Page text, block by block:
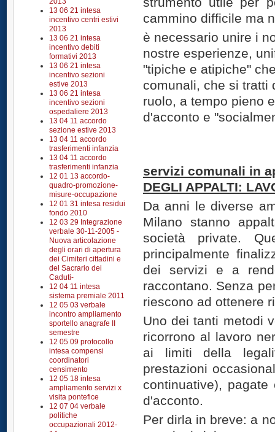
13 06 21 intesa
incentivo centri estivi
2013
13 06 21 intesa
incentivo debiti
formativi 2013
13 06 21 intesa
incentivo sezioni
estive 2013
13 06 21 intesa
incentivo sezioni
ospedaliere 2013
13 04 11 accordo
sezione estive 2013
13 04 11 accordo
trasferimenti infanzia
13 04 11 accordo
trasferimenti infanzia
12 01 13 accordo-
quadro-promozione-
misure-occupazione
12 01 31 intesa residui
fondo 2010
12 03 29 Integrazione
verbale 30-11-2005 -
Nuova articolazione
degli orari di apertura
dei Cimiteri cittadini e
del Sacrario dei
Caduti-
12 04 11 intesa
sistema premiale 2011
12 05 03 verbale
incontro ampliamento
sportello anagrafe II
semestre
12 05 09 protocollo
intesa compensi
coordinatori
censimento
12 05 18 intesa
ampliamento servizi x
visita pontefice
12 07 04 verbale
politiche
occupazionali 2012-
cammino difficile ma
è necessario unire i
nostre esperienze,
"tipiche e atipiche"
comunali, che si tratti
ruolo, a tempo pieno
d'acconto e
servizi comunali in
DEGLI APPALTI:
Da anni le diverse
Milano stanno
società private.
principalmente
dei servizi e a
raccontano. Senza
riescono ad ottenere
Uno dei tanti metodi
ricorrono al lavoro
ai limiti della
prestazioni
continuative),
d'acconto.
Per dirla in breve: a